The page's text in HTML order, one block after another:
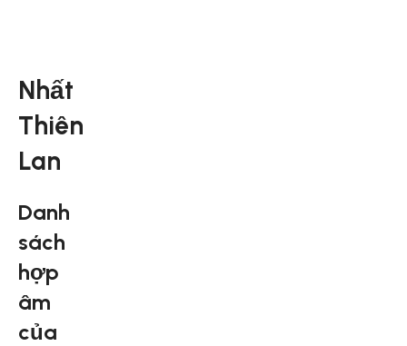
Nhất
Thiên
Lan
Danh
sách
hợp
âm
của